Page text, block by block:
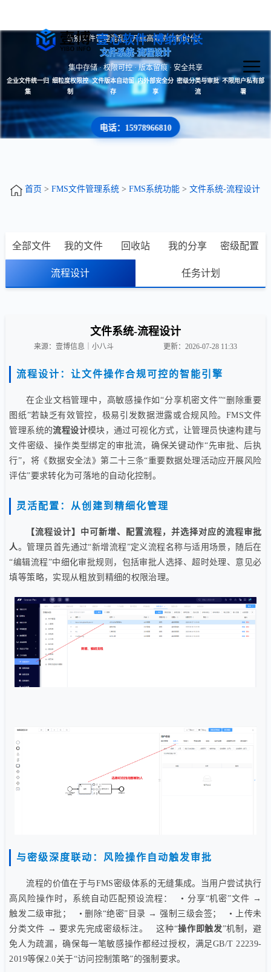
壹心软件 博纳众长
告别文件管理混乱，开启高效协作新时代！
文件系统-流程设计
集中存储 · 权限可控 · 版本留痕 · 安全共享
企业文件统一归
集
细粒度权限控
制
文件版本自动留
存
内外部安全分
享
密级分类与审批
流
不限用户私有部
署
电话：15978966810
首页 > FMS文件管理系统> FMS系统功能> 文件系统-流程设计
全部文件 我的文件 回收站 我的分享 密级配置
流程设计 任务计划
文件系统-流程设计
来源：壹博信息｜小八斗 更新：2026-07-28 11:33
流程设计：让文件操作合规可控的智能引擎
在企业文档管理中，高敏感操作如“分享机密文件”“删除重要
图纸”若缺乏有效管控，极易引发数据泄露或合规风险。FMS文件
管理系统的流程设计模块，通过可视化方式，让管理员快速构建与
文件密级、操作类型绑定的审批流，确保关键动作“先审批、后执
行”，将《数据安全法》第二十三条“重要数据处理活动应开展风险
评估”要求转化为可落地的自动化控制。
灵活配置：从创建到精细化管理
【流程设计】中可新增、配置流程，并选择对应的流程审批
人。管理员首先通过“新增流程”定义流程名称与适用场景，随后在
“编辑流程”中细化审批规则，包括审批人选择、超时处理、意见必
填等策略，实现从粗放到精细的权限治理。
与密级深度联动：风险操作自动触发审批
流程的价值在于与FMS密级体系的无缝集成。当用户尝试执行
高风险操作时，系统自动匹配预设流程： • 分享“机密”文件 →
触发二级审批； • 删除“绝密”目录 → 强制三级会签； • 上传未
分类文件 → 要求先完成密级标注。 这种“操作即触发”机制，避
免人为疏漏，确保每一笔敏感操作都经过授权，满足GB/T 22239-
2019等保2.0关于“访问控制策略”的强制要求。